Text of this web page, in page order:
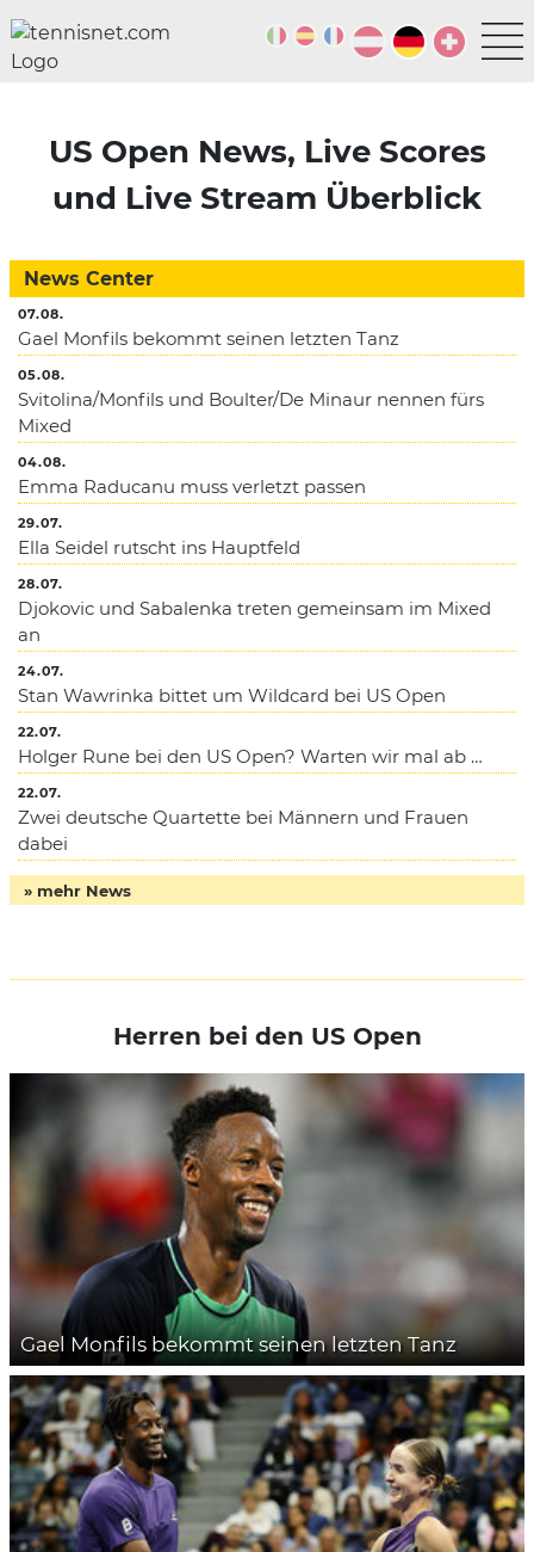
US Open News, Live Scores
und Live Stream Überblick
News Center
07.08.
Gael Monfils bekommt seinen letzten Tanz
05.08.
Svitolina/Monfils und Boulter/De Minaur nennen fürs
Mixed
04.08.
Emma Raducanu muss verletzt passen
29.07.
Ella Seidel rutscht ins Hauptfeld
28.07.
Djokovic und Sabalenka treten gemeinsam im Mixed
an
24.07.
Stan Wawrinka bittet um Wildcard bei US Open
22.07.
Holger Rune bei den US Open? Warten wir mal ab …
22.07.
Zwei deutsche Quartette bei Männern und Frauen
dabei
» mehr News
Herren bei den US Open
Gael Monfils bekommt seinen letzten Tanz